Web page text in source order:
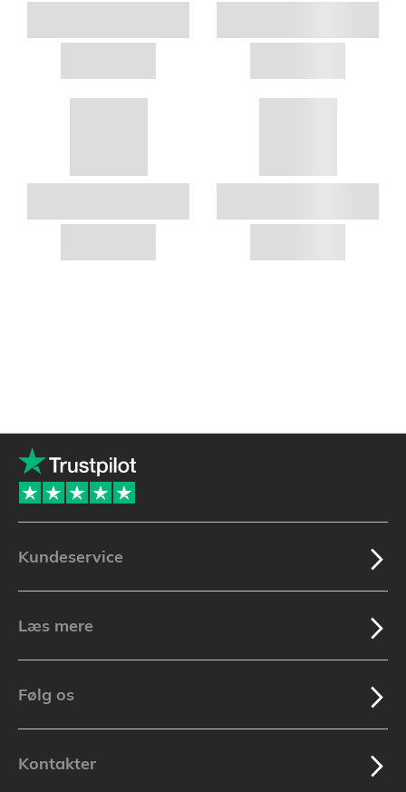
Kundeservice
Læs mere
Følg os
Kontakter